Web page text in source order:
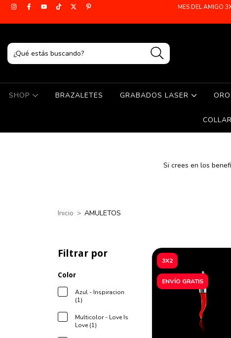
MES DEL AMIGO
SHOP BRAZALETES GRABADOS LASER
Si crees en los
Inicio > AMULETOS
Filtrar por
Color
Azul - Inspiracion
(1)
Multicolor - Love Is
Love (1)
3X2
ENVÍO GRATIS